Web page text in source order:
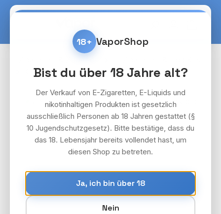
Zum Hauptinhalt springen
GeekVape
Geek Vape Sonder Q2
Bildergalerie überspringen
18+ VaporShop
Bist du über 18 Jahre alt?
Der Verkauf von E-Zigaretten, E-Liquids und
nikotinhaltigen Produkten ist gesetzlich
ausschließlich Personen ab 18 Jahren gestattet (§
10 Jugendschutzgesetz). Bitte bestätige, dass du
das 18. Lebensjahr bereits vollendet hast, um
diesen Shop zu betreten.
Ja, ich bin über 18
Nein